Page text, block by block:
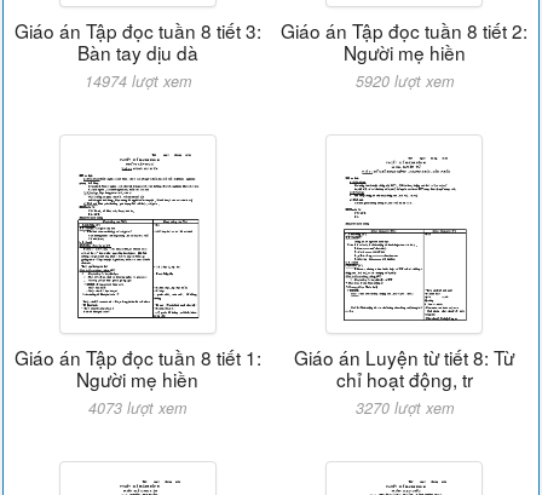
Giáo án Tập đọc tuần 8 tiết 3:
Bàn tay dịu dà
14974 lượt xem
Giáo án Tập đọc tuần 8 tiết 2:
Người mẹ hiền
5920 lượt xem
Giáo án Tập đọc tuần 8 tiết 1:
Người mẹ hiền
4073 lượt xem
Giáo án Luyện từ tiết 8: Từ
chỉ hoạt động, tr
3270 lượt xem